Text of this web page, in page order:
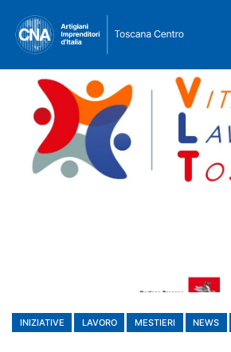
INIZIATIVE LAVORO MESTIERI NEWS